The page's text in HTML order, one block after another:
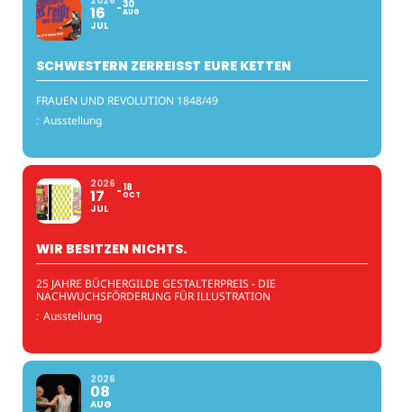
16
JUL
30
AUG
SCHWESTERN ZERREISST EURE KETTEN
FRAUEN UND REVOLUTION 1848/49
: Ausstellung
2026
17
JUL
18
OCT
WIR BESITZEN NICHTS.
25 JAHRE BÜCHERGILDE GESTALTERPREIS - DIE
NACHWUCHSFÖRDERUNG FÜR ILLUSTRATION
: Ausstellung
2026
08
AUG